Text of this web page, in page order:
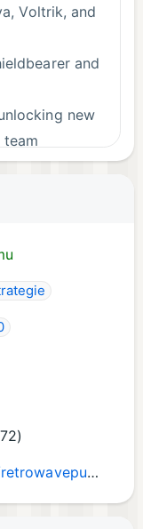
Voltrik, and
and
new
accumulate
for a
)